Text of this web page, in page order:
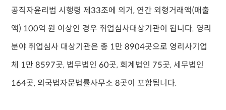
공직자윤리법 시행령 제33조에 의거, 연간 외형거래액(매출
액) 100억 원 이상인 경우 취업심사대상기관이 됩니다. 영리
분야 취업심사 대상기관은 총 1만 8904곳으로 영리사기업
체 1만 8597곳, 법무법인 60곳, 회계법인 75곳, 세무법인
164곳, 외국법자문법률사무소 8곳이 포함됩니다.